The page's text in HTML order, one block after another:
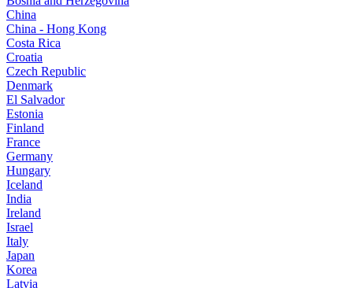
China
China - Hong Kong
Costa Rica
Croatia
Czech Republic
Denmark
El Salvador
Estonia
Finland
France
Germany
Hungary
Iceland
India
Ireland
Israel
Italy
Japan
Korea
Latvia